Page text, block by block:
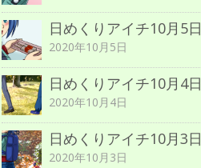
日めくりアイチ10月5日
2020年10月5日
日めくりアイチ10月4日
2020年10月4日
日めくりアイチ10月3日
2020年10月3日